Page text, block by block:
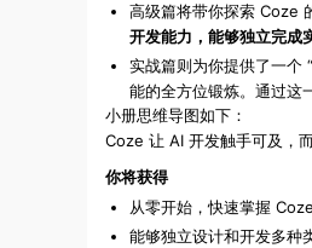
高级篇将带你探索 Coze
开发能力，能够独立完成
实战篇则为你提供了一个
能的全方位锻炼。通过这
小册思维导图如下：
Coze 让 AI 开发触手可及，
你将获得
从零开始，快速掌握
能够独立设计和开发多种